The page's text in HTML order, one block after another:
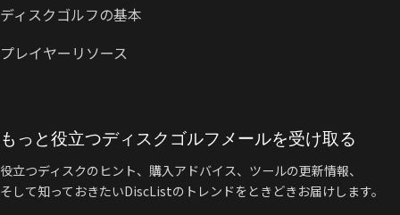
ディスクゴルフの基本
プレイヤーリソース
もっと役立つディスクゴルフメールを受け取る
役立つディスクのヒント、購入アドバイス、ツールの更新情報、
そして知っておきたいDiscListのトレンドをときどきお届けします。